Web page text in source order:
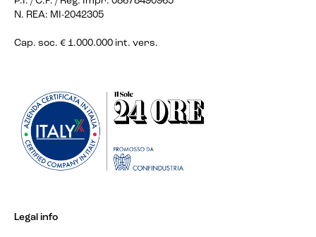
N. REA: MI-2042305
Cap. soc. € 1.000.000 int. vers.
Legal info